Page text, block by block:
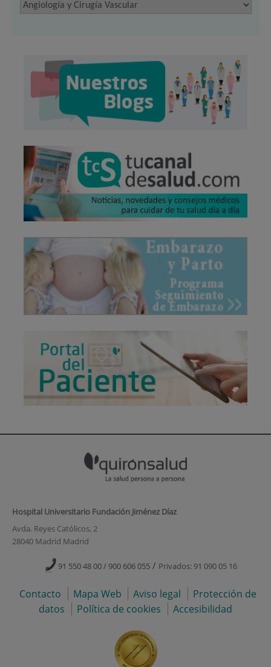
Hospital Universitario Fundación Jiménez Díaz
Avda. Reyes Católicos, 2
28040 Madrid Madrid
91 550 48 00 / 900 606 055 / Privados: 91 090 05 16
Contacto Mapa Web Aviso legal
Protección de
datos
Política de cookies Accesibilidad